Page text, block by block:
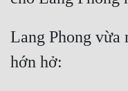
Lang Phong vừa